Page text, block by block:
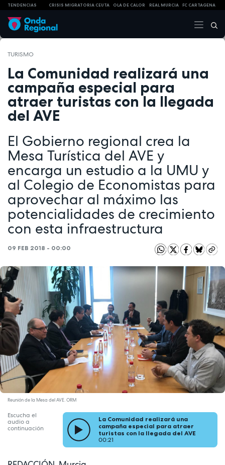
TENDENCIAS CRISIS MIGRATORIA CEUTA OLA DE CALOR REAL MURCIA FC CARTAGENA
TURISMO
La Comunidad realizará una
campaña especial para
atraer turistas con la llegada
del AVE
El Gobierno regional crea la
Mesa Turística del AVE y
encarga un estudio a la UMU y
al Colegio de Economistas para
aprovechar al máximo las
potencialidades de crecimiento
con esta infraestructura
09 FEB 2018 - 00:00
Reunión de la Mesa del AVE. ORM
Escucha el
audio a
continuación
La Comunidad realizará una
campaña especial para atraer
turistas con la llegada del AVE
00:21